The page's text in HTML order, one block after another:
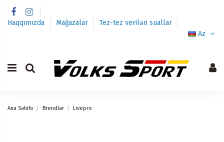
Haqqımızda Mağazalar
Tez-tez verilən suallar
Az
Ana Səhifə Brendlər Livepro